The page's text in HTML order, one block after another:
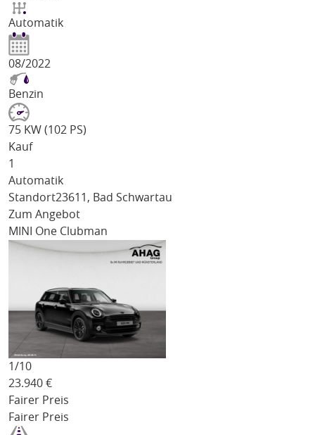
Automatik
08/2022
Benzin
75 KW (102 PS)
Kauf
1
Automatik
Standort23611, Bad Schwartau
Zum Angebot
MINI One Clubman
1/10
23.940 €
Fairer Preis
Fairer Preis